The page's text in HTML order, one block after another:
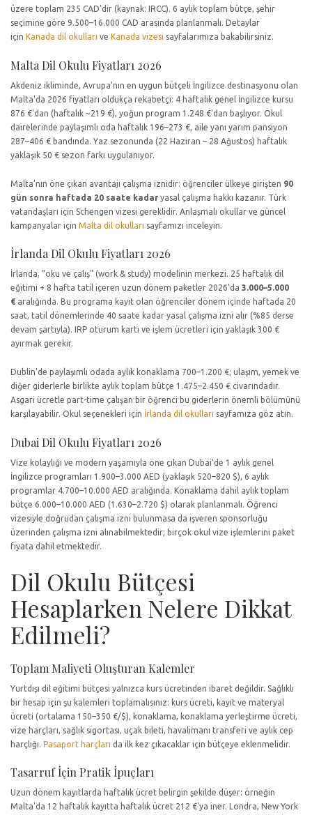
üzere toplam 235 CAD'dir (kaynak: IRCC). 6 aylık toplam bütçe, şehir
seçimine göre 9.500–16.000 CAD arasında planlanmalı. Detaylar
için Kanada dil okulları ve Kanada vizesi sayfalarımıza bakabilirsiniz.
Malta Dil Okulu Fiyatları 2026
Akdeniz ikliminde, Avrupa'nın en uygun bütçeli İngilizce destinasyonu olan
Malta'da 2026 fiyatları oldukça rekabetçi: 4 haftalık genel İngilizce kursu
876 €'dan (haftalık ~219 €), yoğun program 1.248 €'dan başlıyor. Okul
dairelerinde paylaşımlı oda haftalık 196–273 €, aile yanı yarım pansiyon
287–406 € bandında. Yaz sezonunda (22 Haziran – 28 Ağustos) haftalık
yaklaşık 50 € sezon farkı uygulanıyor.
Malta'nın öne çıkan avantajı çalışma iznidir: öğrenciler ülkeye girişten 90
gün sonra haftada 20 saate kadar yasal çalışma hakkı kazanır. Türk
vatandaşları için Schengen vizesi gereklidir. Anlaşmalı okullar ve güncel
kampanyalar için Malta dil okulları sayfamızı inceleyin.
İrlanda Dil Okulu Fiyatları 2026
İrlanda, "oku ve çalış" (work & study) modelinin merkezi. 25 haftalık dil
eğitimi + 8 hafta tatil içeren uzun dönem paketler 2026'da 3.000–5.000
€ aralığında. Bu programa kayıt olan öğrenciler dönem içinde haftada 20
saat, tatil dönemlerinde 40 saate kadar yasal çalışma izni alır (%85 derse
devam şartıyla). IRP oturum kartı ve işlem ücretleri için yaklaşık 300 €
ayırmak gerekir.
Dublin'de paylaşımlı odada aylık konaklama 700–1.200 €; ulaşım, yemek ve
diğer giderlerle birlikte aylık toplam bütçe 1.475–2.450 € civarındadır.
Asgari ücretle part-time çalışan bir öğrenci bu giderlerin önemli bölümünü
karşılayabilir. Okul seçenekleri için İrlanda dil okulları sayfamıza göz atın.
Dubai Dil Okulu Fiyatları 2026
Vize kolaylığı ve modern yaşamıyla öne çıkan Dubai'de 1 aylık genel
İngilizce programları 1.900–3.000 AED (yaklaşık 520–820 $), 6 aylık
programlar 4.700–10.000 AED aralığında. Konaklama dahil aylık toplam
bütçe 6.000–10.000 AED (1.630–2.720 $) olarak planlanmalı. Öğrenci
vizesiyle doğrudan çalışma izni bulunmasa da işveren sponsorluğu
üzerinden çalışma izni alınabilmektedir; birçok okul vize işlemlerini paket
fiyata dahil etmektedir.
Dil Okulu Bütçesi
Hesaplarken Nelere Dikkat
Edilmeli?
Toplam Maliyeti Oluşturan Kalemler
Yurtdışı dil eğitimi bütçesi yalnızca kurs ücretinden ibaret değildir. Sağlıklı
bir hesap için şu kalemleri toplamalısınız: kurs ücreti, kayıt ve materyal
ücreti (ortalama 150–350 €/$), konaklama, konaklama yerleştirme ücreti,
vize harçları, sağlık sigortası, uçak bileti, havalimanı transferi ve aylık cep
harçlığı. Pasaport harçları da ilk kez çıkacaklar için bütçeye eklenmelidir.
Tasarruf İçin Pratik İpuçları
Uzun dönem kayıtlarda haftalık ücret belirgin şekilde düşer: örneğin
Malta'da 12 haftalık kayıtta haftalık ücret 212 €'ya iner. Londra, New York